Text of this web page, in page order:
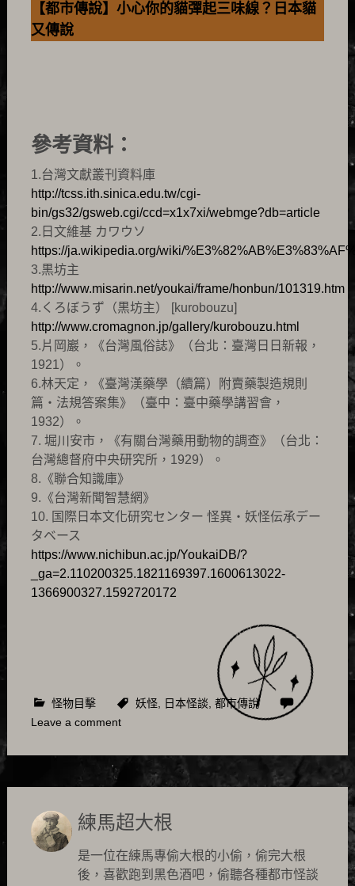
【都市傳說】小心你的貓彈起三味線？日本貓
又傳說
參考資料：
1.台灣文獻叢刊資料庫
http://tcss.ith.sinica.edu.tw/cgi-
bin/gs32/gsweb.cgi/ccd=x1x7xi/webmge?db=article
2.日文維基 カワウソ
https://ja.wikipedia.org/wiki/
3.黒坊主
http://www.misarin.net/youkai/frame/honbun/101319.htm
4.くろぼうず（黒坊主） [kurobouzu]
http://www.cromagnon.jp/gallery/kurobouzu.html
5.片岡巖，《台灣風俗誌》（台北：臺灣日日新報，
1921）。
6.林天定，《臺灣漢藥學（續篇）附賣藥製造規則
篇・法規答案集》（臺中：臺中藥學講習會，
1932）。
7. 堀川安市，《有關台灣藥用動物的調查》（台北：
台灣總督府中央研究所，1929）。
8.《聯合知識庫》
9.《台灣新聞智慧網》
10. 国際日本文化研究センター 怪異・妖怪伝承デー
タベース
https://www.nichibun.ac.jp/YoukaiDB/?
_ga=2.110200325.1821169397.1600613022-
1366900327.1592720172
怪物目擊 妖怪, 日本怪談 都市傳說
Leave a comment
練馬超大根
是一位在練馬專偷大根的小偷，偷完大根
後，喜歡跑到黑色酒吧，偷聽各種都市怪談